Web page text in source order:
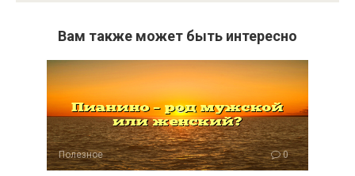
Вам также может быть интересно
Полезное 0